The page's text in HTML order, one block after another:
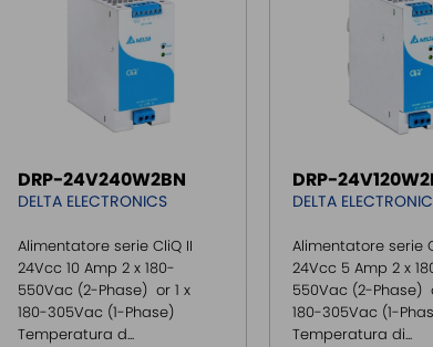
DRP-24V240W2BN
DELTA ELECTRONICS
Alimentatore serie CliQ II
24Vcc 10 Amp 2 x 180-
550Vac (2-Phase) or 1 x
180-305Vac (1-Phase)
Temperatura d...
DRP-
DELTA
Alimentatore serie
24Vcc 5 Amp 2 x
550Vac (2-Phase)
180-305Vac (1-
Temperatura di...